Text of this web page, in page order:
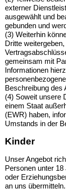
externer
ausgewählt und
gebunden und
(3) Weiterhin
Dritte
gemeinsam mit
Informationen
Beschreibung des
(4) Soweit unsere
einem Staat
(EWR) haben,
Umstands in der
Kinder
Unser Angebot
Personen unter
oder
an uns übermitteln.